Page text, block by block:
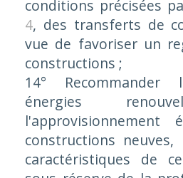
conditions précisées
4, des transferts de
vue de favoriser un
constructions ;
14° Recommander
énergies
l'approvisionnement
constructions
caractéristiques de